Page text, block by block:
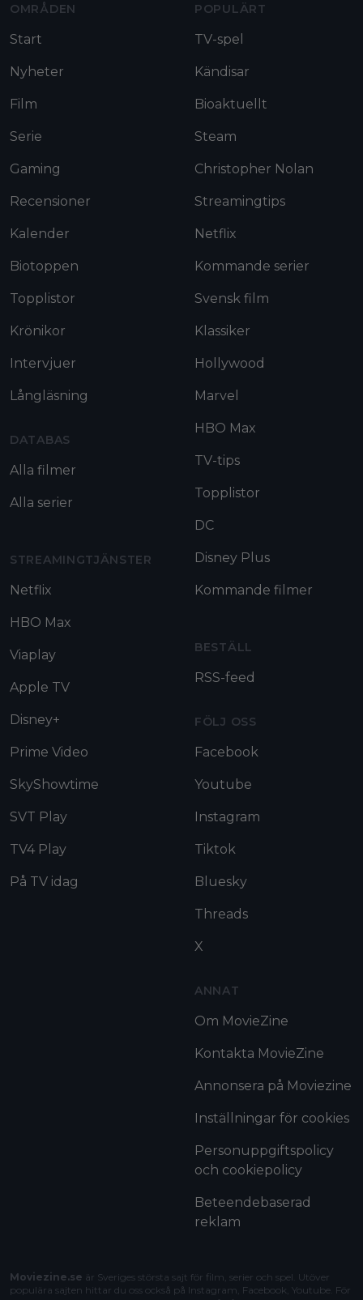
OMRÅDEN
Start
Nyheter
Film
Serie
Gaming
Recensioner
Kalender
Biotoppen
Topplistor
Krönikor
Intervjuer
Långläsning
DATABAS
Alla filmer
Alla serier
STREAMINGTJÄNSTER
Netflix
HBO Max
Viaplay
Apple TV
Disney+
Prime Video
SkyShowtime
SVT Play
TV4 Play
På TV idag
POPULÄRT
TV-spel
Kändisar
Bioaktuellt
Steam
Christopher Nolan
Streamingtips
Netflix
Kommande serier
Svensk film
Klassiker
Hollywood
Marvel
HBO Max
TV-tips
Topplistor
DC
Disney Plus
Kommande filmer
BESTÄLL
RSS-feed
FÖLJ OSS
Facebook
Youtube
Instagram
Tiktok
Bluesky
Threads
X
ANNAT
Om MovieZine
Kontakta MovieZine
Annonsera på Moviezine
Inställningar för cookies
Personuppgiftspolicy
och cookiepolicy
Beteendebaserad
reklam
Moviezine.se är Sveriges största sajt för film, serier och spel. Utöver
populära sajten hittar du oss också på Instagram, Facebook, Youtube. För